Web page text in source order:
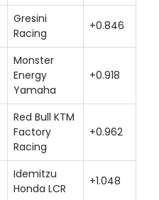
Gresini
Racing
+0.846
Monster
Energy
Yamaha
+0.918
Red Bull KTM
Factory
Racing
+0.962
Idemitzu
Honda LCR
+1.048